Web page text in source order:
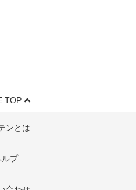
TOP
ンとは
ルプ